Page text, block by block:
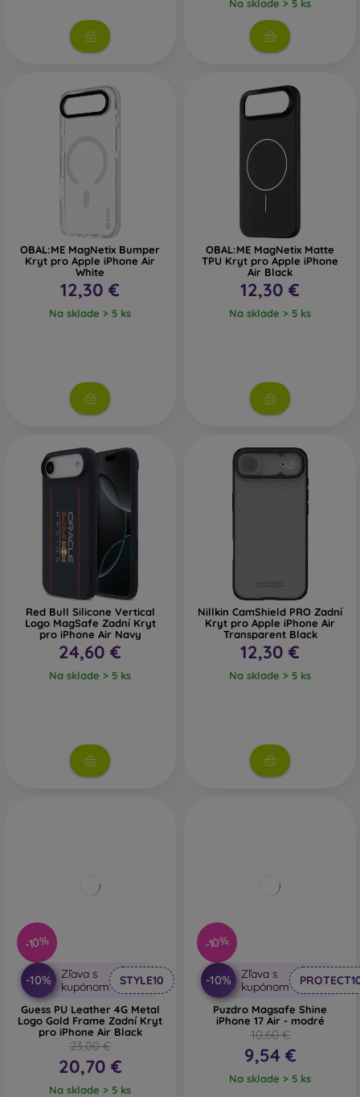
Na sklade > 5 ks
OBAL:ME MagNetix Bumper
Kryt pro Apple iPhone Air
White
12,30 €
Na sklade > 5 ks
OBAL:ME MagNetix Matte
TPU Kryt pro Apple iPhone
Air Black
12,30 €
Na sklade > 5 ks
Red Bull Silicone Vertical
Logo MagSafe Zadní Kryt
pro iPhone Air Navy
24,60 €
Na sklade > 5 ks
Nillkin CamShield PRO Zadní
Kryt pro Apple iPhone Air
Transparent Black
12,30 €
Na sklade > 5 ks
-10%
-10%
Zľava s
kupónom
STYLE10
Guess PU Leather 4G Metal
Logo Gold Frame Zadní Kryt
pro iPhone Air Black
23,00 €
20,70 €
Na sklade > 5 ks
-10%
-10%
Zľava s
kupónom
Puzdro Magsafe Shine
iPhone 17 Air - modré
10,60 €
9,54 €
Na sklade > 5 ks